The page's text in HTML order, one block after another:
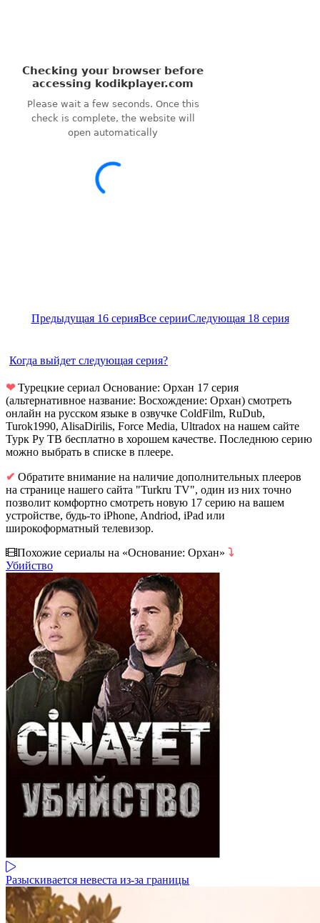
Предыдущая 16 серияВсе серииСледующая 18 серия
Когда выйдет следующая серия?
❤Турецкие сериал Основание: Орхан 17 серия
(альтернативное название: Восхождение: Орхан) смотреть
онлайн на русском языке в озвучке ColdFilm, RuDub,
Turok1990, AlisaDirilis, Force Media, Ultradox на нашем сайте
Турк Ру ТВ бесплатно в хорошем качестве. Последнюю серию
можно выбрать в списке в плеере.
✔ Обратите внимание на наличие дополнительных плееров
на странице нашего сайта "Turkru TV", один из них точно
позволит комфортно смотреть новую 17 серию на вашем
устройстве, будь-то iPhone, Andriod, iPad или
широкоформатный телевизор.
Похожие сериалы на «Основание: Орхан» ⤵
Убийство
Разыскивается невеста из-за границы